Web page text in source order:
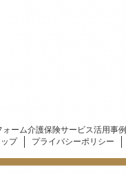
ーム介護保険サービス活用事例
プ プライバシーポリシー